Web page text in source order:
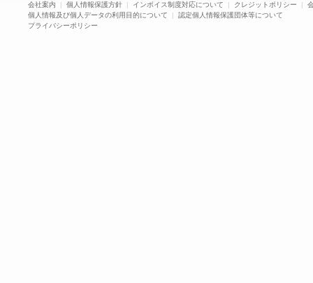
会社案内 | 個人情報保護方針 | インボイス制度対応について | クレジットポリシー |
個人情報及び個人データの利用目的について | 認定個人情報保護団体等について
プライバシーポリシー